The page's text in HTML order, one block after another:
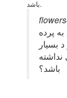
باشد.
پرده
بسيار
باشد؟